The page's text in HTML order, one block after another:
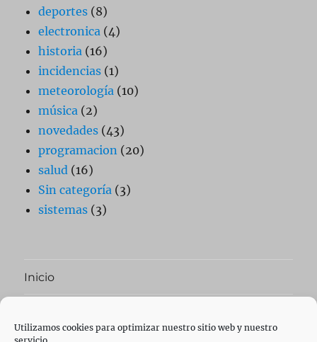
Utilizamos cookies para optimizar nuestro sitio web y nuestro
deportes (8)
electronica (4)
historia (16)
incidencias (1)
meteorología (10)
música (2)
novedades (43)
programacion (20)
salud (16)
Sin categoría (3)
sistemas (3)
Inicio
menú